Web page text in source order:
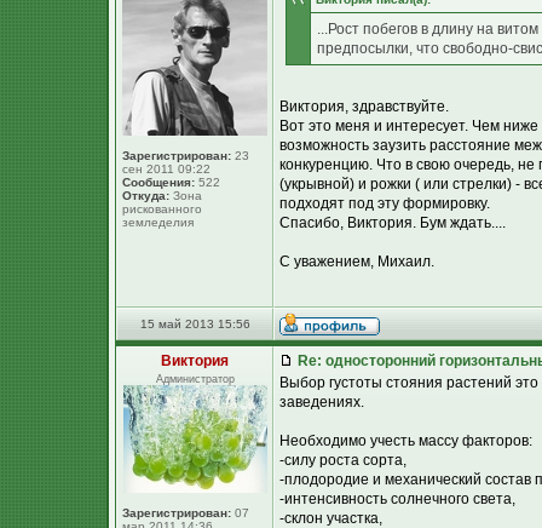
Зарегистрирован: 23
сен 2011 09:22
Сообщения: 522
Откуда: Зона
рискованного
земледелия
...Рост побегов в длину на
предпосылки, что свободно-
Виктория, здравствуйте.
Вот это меня и интересует. Чем
возможность заузить расстояние
конкуренцию. Что в свою очередь,
(укрывной) и рожки ( или стрелки) -
подходят под эту формировку.
Спасибо, Виктория. Бум ждать....
С уважением, Михаил.
15 май 2013 15:56
Виктория
Администратор
Зарегистрирован: 07
Re: односторонний
Выбор густоты стояния растений
заведениях.
Необходимо учесть массу факторов:
-силу роста сорта,
-плодородие и механический состав
-интенсивность солнечного света,
-склон участка,